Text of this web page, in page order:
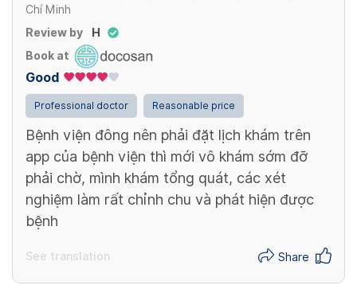
Chí Minh
Review by
H
Book at
Good
Professional doctor Reasonable price
Bệnh viện đông nên phải đặt lịch khám trên
app của bệnh viện thì mới vô khám sớm đỡ
phải chờ, mình khám tổng quát, các xét
nghiệm làm rất chỉnh chu và phát hiện được
bệnh
See translation Share